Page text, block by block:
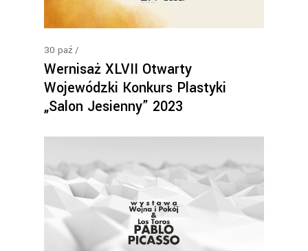
30 paź
Wernisaż XLVII Otwarty
Wojewódzki Konkurs Plastyki
„Salon Jesienny” 2023